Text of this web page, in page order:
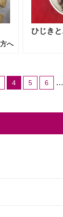
へ
ひじき
4 5 6 …